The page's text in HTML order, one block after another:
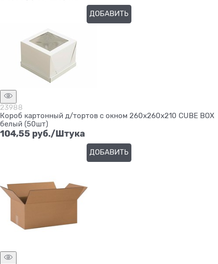
ДОБАВИТЬ
23988
Короб картонный д/тортов с окном 260х260х210 CUBE BOX
белый (50шт)
104,55 руб./Штука
ДОБАВИТЬ